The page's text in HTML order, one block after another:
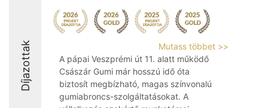
Díjazottak
Mutass többet >>
A pápai Veszprémi út 11. alatt működő
Császár Gumi már hosszú idő óta
biztosít megbízható, magas színvonalú
gumiabroncs-szolgáltatásokat. A